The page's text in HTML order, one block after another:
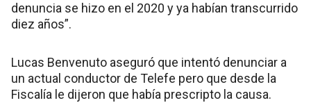
denuncia se hizo en el 2020 y ya habían transcurrido
diez años”.
Lucas Benvenuto aseguró que intentó denunciar a
un actual conductor de Telefe pero que desde la
Fiscalía le dijeron que había prescripto la causa.